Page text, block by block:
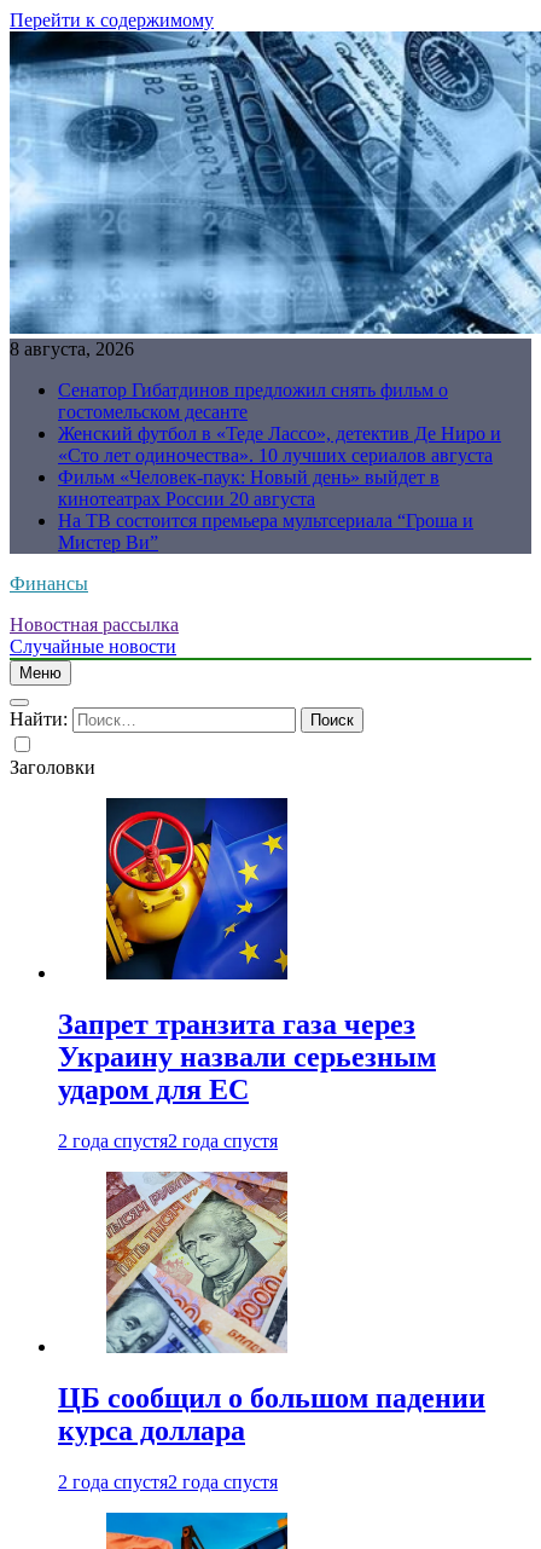
Перейти к содержимому
8 августа, 2026
Сенатор Гибатдинов предложил снять фильм о
гостомельском десанте
Женский футбол в «Теде Лассо», детектив Де Ниро и
«Сто лет одиночества». 10 лучших сериалов августа
Фильм «Человек-паук: Новый день» выйдет в
кинотеатрах России 20 августа
На ТВ состоится премьера мультсериала “Гроша и
Мистер Ви”
Финансы
Новостная рассылка
Случайные новости
Меню
Найти:
Заголовки
Запрет транзита газа через
Украину назвали серьезным
ударом для ЕС
2 года спустя2 года спустя
ЦБ сообщил о большом падении
курса доллара
2 года спустя2 года спустя